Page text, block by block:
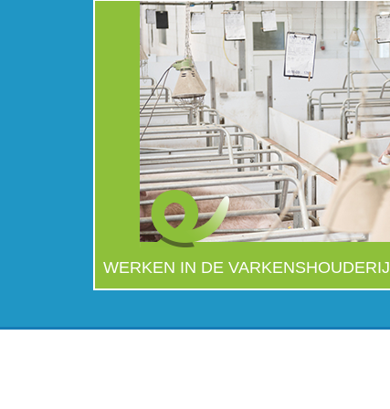
WERKEN IN DE VARKENSHOUDERIJ